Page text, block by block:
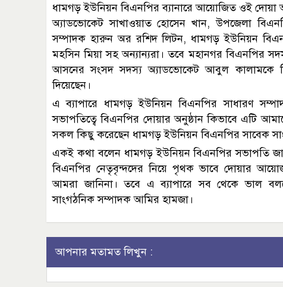
ধামগড় ইউনিয়ন বিএনপির ব্যানারে আয়োজিত ওই দোয়া
অ্যাডভোকেট সাখাওয়াত হোসেন খান, উপজেলা
সম্পাদক হারুন অর রশিদ লিটন, ধামগড় ইউনিয়ন
মহসিন মিয়া সহ অন্যান্যরা। তবে মহানগর বিএনপির
আসনের সংসদ সদস্য অ্যাডভোকেট আবুল কালামকে
দিয়েছেন।
এ ব্যাপারে ধামগড় ইউনিয়ন বিএনপির সাধারণ
সভাপতিত্বে বিএনপির দোয়ার অনুষ্ঠান কিভাবে এটি
সকল কিছু করেছেন ধামগড় ইউনিয়ন বিএনপির সাবেক
একই কথা বলেন ধামগড় ইউনিয়ন বিএনপির সভাপতি
বিএনপির নেতৃবৃন্দদের নিয়ে পৃথক ভাবে দোয়ার
আমরা জানিনা। তবে এ ব্যাপারে সব থেকে ভাল
সাংগঠনিক সম্পাদক আমির হামজা।
আপনার মতামত লিখুন :